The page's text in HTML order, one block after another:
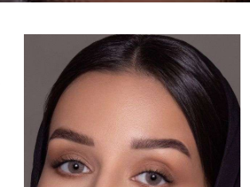
أضف
إلى
قائمة
الرغبات